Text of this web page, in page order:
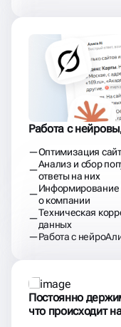
Работа с
Оптимизация
Анализ и сбор
ответы на них
Информирование
о компании
Техническая
данных
Работа с
Постоянно
что происходит